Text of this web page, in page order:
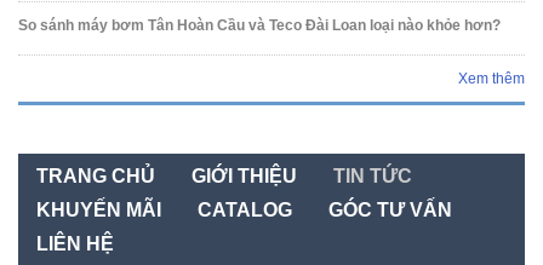
So sánh máy bơm Tân Hoàn Cầu và Teco Đài Loan loại nào khỏe hơn?
Xem thêm
TRANG CHỦ GIỚI THIỆU
TIN TỨC
KHUYẾN MÃI
CATALOG
GÓC TƯ VẤN
LIÊN HỆ